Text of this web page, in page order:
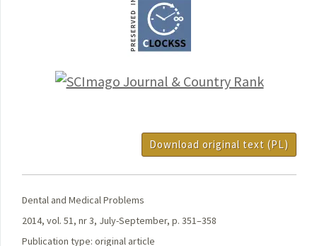
Download original text (PL)
Dental and Medical Problems
2014, vol. 51, nr 3, July-September, p. 351–358
Publication type: original article